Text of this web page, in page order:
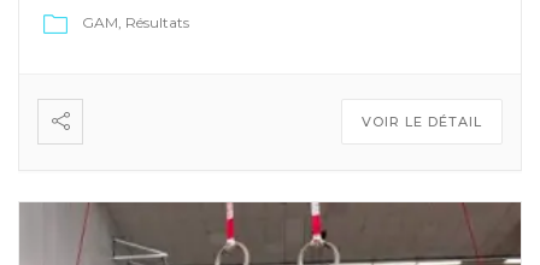
GAM Résultats
VOIR LE DÉTAIL